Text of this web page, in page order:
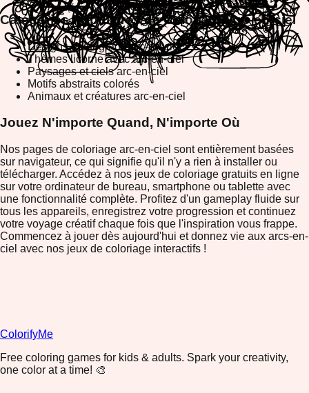
Catégories Populaires de Coloriage Arc-en-ciel
Designs de dégradé arc-en-ciel
Thèmes licorne avec arc-en-ciel
Paysages et ciels arc-en-ciel
Motifs abstraits colorés
Animaux et créatures arc-en-ciel
Jouez N'importe Quand, N'importe Où
Nos pages de coloriage arc-en-ciel sont entièrement basées
sur navigateur, ce qui signifie qu'il n'y a rien à installer ou
télécharger. Accédez à nos jeux de coloriage gratuits en ligne
sur votre ordinateur de bureau, smartphone ou tablette avec
une fonctionnalité complète. Profitez d'un gameplay fluide sur
tous les appareils, enregistrez votre progression et continuez
votre voyage créatif chaque fois que l'inspiration vous frappe.
Commencez à jouer dès aujourd'hui et donnez vie aux arcs-en-
ciel avec nos jeux de coloriage interactifs !
ColorifyMe
Free coloring games for kids & adults. Spark your creativity,
one color at a time! 🎨